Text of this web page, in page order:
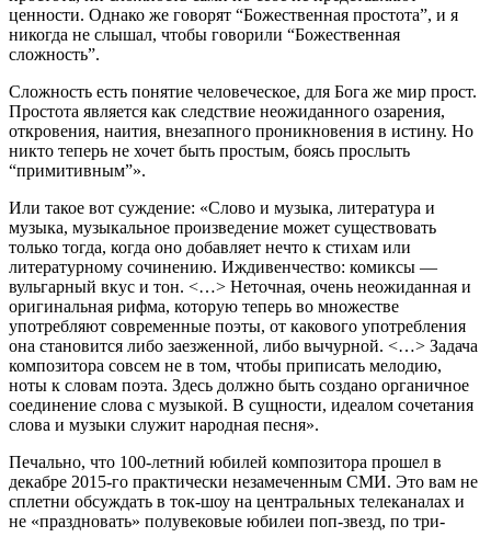
ценности. Однако же говорят “Божественная простота”, и я
никогда не слышал, чтобы говорили “Божественная
сложность”.
Сложность есть понятие человеческое, для Бога же мир прост.
Простота является как следствие неожиданного озарения,
откровения, наития, внезапного проникновения в истину. Но
никто теперь не хочет быть простым, боясь прослыть
“примитивным”».
Или такое вот суждение: «Слово и музыка, литература и
музыка, музыкальное произведение может существовать
только тогда, когда оно добавляет нечто к стихам или
литературному сочинению. Иждивенчество: комиксы —
вульгарный вкус и тон. <…> Неточная, очень неожиданная и
оригинальная рифма, которую теперь во множестве
употребляют современные поэты, от какового употребления
она становится либо заезженной, либо вычурной. <…> Задача
композитора совсем не в том, чтобы приписать мелодию,
ноты к словам поэта. Здесь должно быть создано органичное
соединение слова с музыкой. В сущности, идеалом сочетания
слова и музыки служит народная песня».
Печально, что 100-летний юбилей композитора прошел в
декабре 2015-го практически незамеченным СМИ. Это вам не
сплетни обсуждать в ток-шоу на центральных телеканалах и
не «праздновать» полувековые юбилеи поп-звезд, по три-